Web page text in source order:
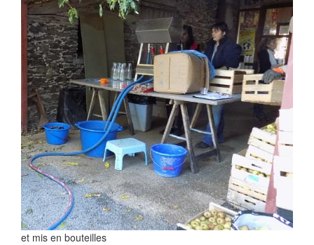
et mis en bouteilles